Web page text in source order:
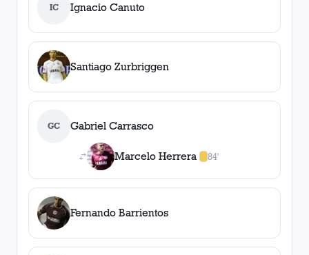
IC Ignacio Canuto
Santiago Zurbriggen
GC Gabriel Carrasco
Marcelo Herrera 84'
1amarilla
Fernando Barrientos